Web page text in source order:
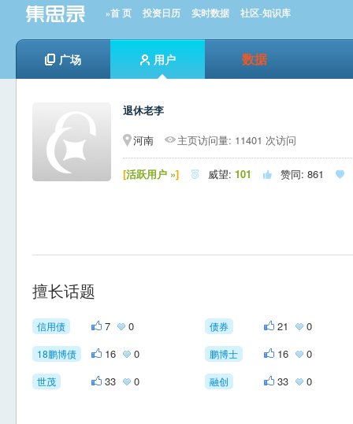
»首 页 投资日历 实时数据 社区-知识库
广场 用户 数据
退休老李
河南
主页访问量: 11401 次访问
[活跃用户 »]  威望: 101  赞同: 861 
擅长话题
信用债 7 0 债券 21 0
18鹏博债 16 0 鹏博士 16 0
世茂 33 0 融创 33 0